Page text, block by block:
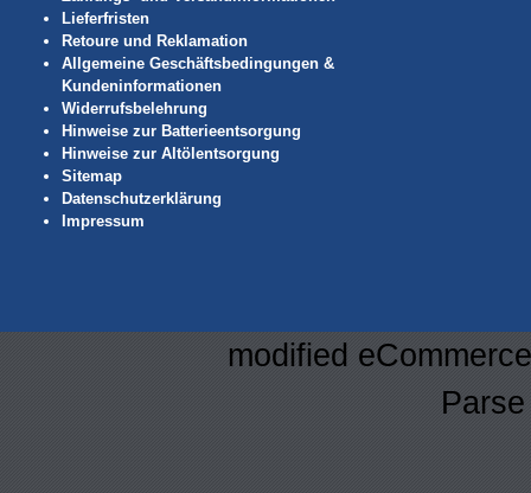
Lieferfristen
Retoure und Reklamation
Allgemeine Geschäftsbedingungen &
Kundeninformationen
Widerrufsbelehrung
Hinweise zur Batterieentsorgung
Hinweise zur Altölentsorgung
Sitemap
Datenschutzerklärung
Impressum
mod ified